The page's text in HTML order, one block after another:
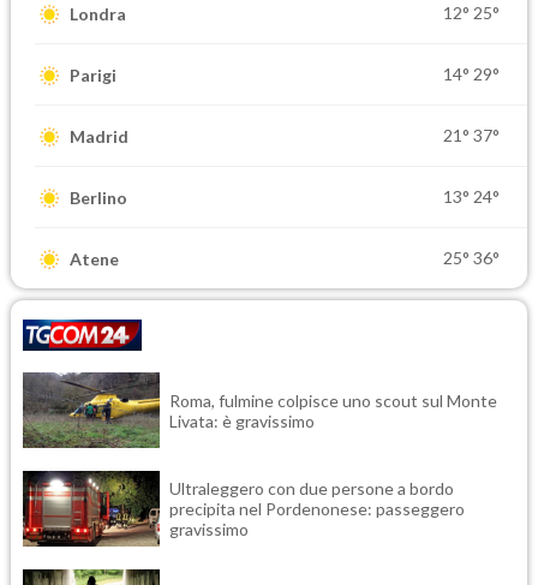
Londra 12° 25°
Parigi 14° 29°
Madrid 21° 37°
Berlino 13° 24°
Atene 25° 36°
Roma, fulmine colpisce uno scout sul Monte
Livata: è gravissimo
Ultraleggero con due persone a bordo
precipita nel Pordenonese: passeggero
gravissimo